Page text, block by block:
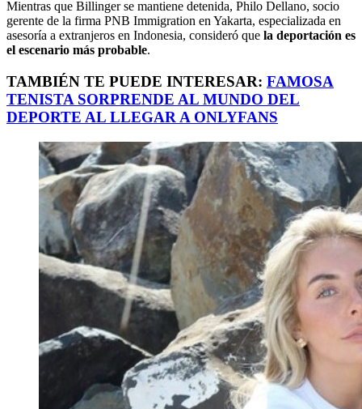
Mientras que Billinger se mantiene detenida, Philo Dellano, socio
gerente de la firma PNB Immigration en Yakarta, especializada en
asesoría a extranjeros en Indonesia, consideró que la deportación es
el escenario más probable.
TAMBIÉN TE PUEDE INTERESAR: FAMOSA
TENISTA SORPRENDE AL MUNDO DEL
DEPORTE AL LLEGAR A ONLYFANS